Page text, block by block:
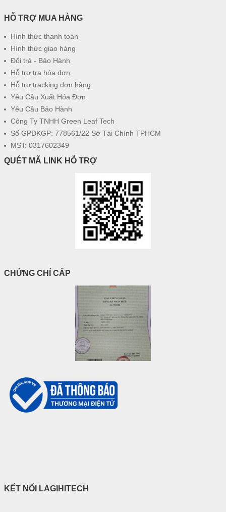
HỖ TRỢ MUA HÀNG
Hình thức thanh toán
Hình thức giao hàng
Đổi trả - Bảo Hành
Hỗ trợ tra hóa đơn
Hỗ trợ tracking đơn hàng
Yêu Cầu Xuất Hóa Đơn
Yêu Cầu Bảo Hành
Công Ty TNHH Green Leaf Tech
Số GPĐKGP: 778561/22 Sở Tài Chính TPHCM
MST: 0317602349
QUÉT MÃ LINK HỖ TRỢ
CHỨNG CHỈ CẤP
KẾT NỐI LAGIHITECH